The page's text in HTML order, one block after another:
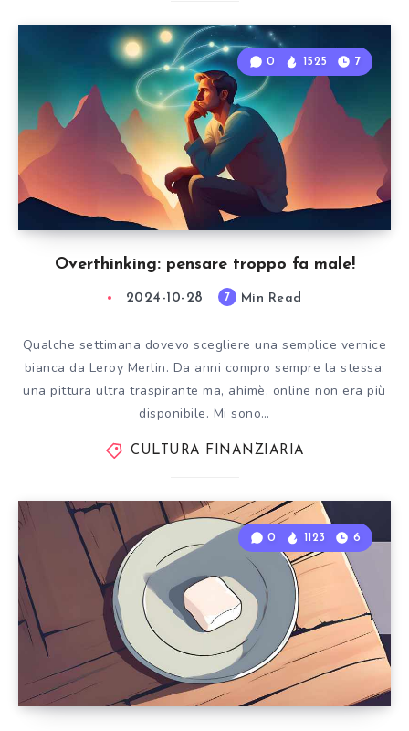
Overthinking: pensare troppo fa male!
0 1525 7
2024-10-28 7 Min Read
Qualche settimana dovevo scegliere una semplice vernice
bianca da Leroy Merlin. Da anni compro sempre la stessa:
una pittura ultra traspirante ma, ahimè, online non era più
disponibile. Mi sono…
CULTURA FINANZIARIA
0 1123 6